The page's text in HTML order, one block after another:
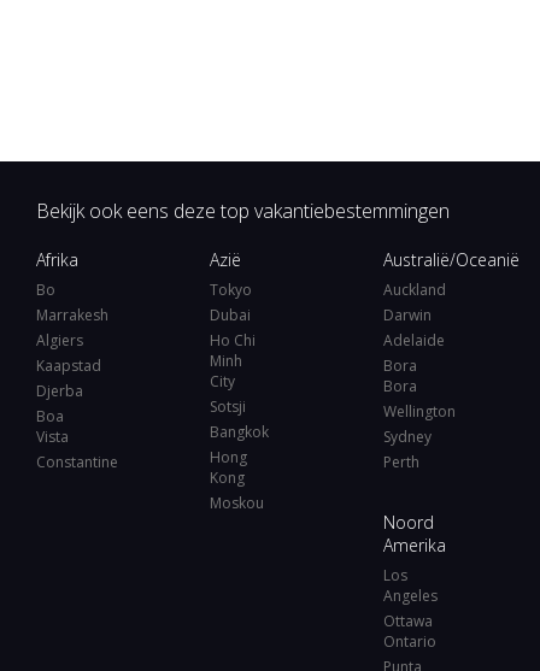
Bekijk ook eens deze top vakantiebestemmingen
Afrika
Bo
Marrakesh
Algiers
Kaapstad
Djerba
Boa
Vista
Constantine
Azië
Tokyo
Dubai
Ho Chi
Minh
City
Sotsji
Bangkok
Hong
Kong
Moskou
Australië/Oceanië
Auckland
Darwin
Adelaide
Bora
Bora
Wellington
Sydney
Perth
Noord
Amerika
Los
Angeles
Ottawa
Ontario
Punta